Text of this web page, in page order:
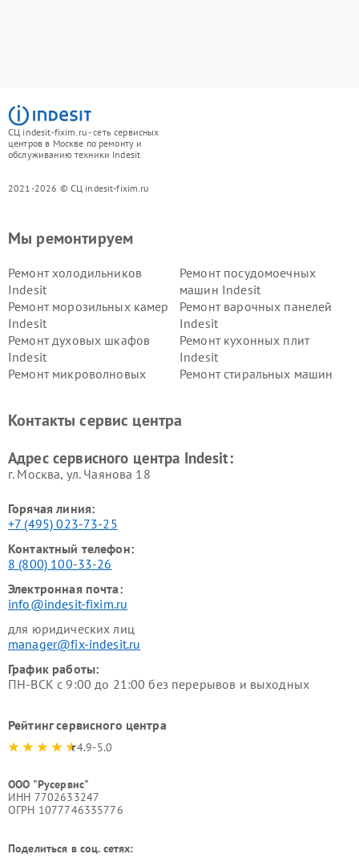
СЦ indesit-fixim.ru - сеть сервисных
центров в Москве по ремонту и
обслуживанию техники Indesit
2021-2026 © СЦ indesit-fixim.ru
Мы ремонтируем
Ремонт холодильников
Indesit
Ремонт посудомоечных
машин Indesit
Ремонт морозильных камер
Indesit
Ремонт варочных панелей
Indesit
Ремонт духовых шкафов
Indesit
Ремонт кухонных плит
Indesit
Ремонт микроволновых
Ремонт стиральных машин
Indesit
Indesit
Контакты сервис центра
Адрес сервисного центра Indesit:
г. Москва, ул. Чаянова 18
Горячая линия:
+7 (495) 023-73-25
Контактный телефон:
8 (800) 100-33-26
Электронная почта:
info@indesit-fixim.ru
для юридических лиц
manager@fix-indesit.ru
График работы:
ПН-ВСК с 9:00 до 21:00 без перерывов и выходных
Рейтинг сервисного центра
4.9-5.0
ООО "Русервис"
ИНН 7702633247
ОГРН 1077746335776
Поделиться в соц. сетях: